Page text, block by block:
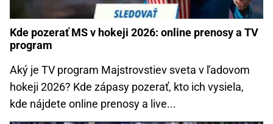
Kde pozerať MS v hokeji 2026: online prenosy a TV
program
Aký je TV program Majstrovstiev sveta v ľadovom
hokeji 2026? Kde zápasy pozerať, kto ich vysiela,
kde nájdete online prenosy a live...